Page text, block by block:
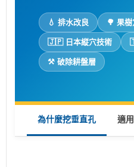
💧 排水改良 🌳 果
🇯🇵 日本縦穴技術
⚒️ 破除耕盤層
為什麼挖垂直孔 適